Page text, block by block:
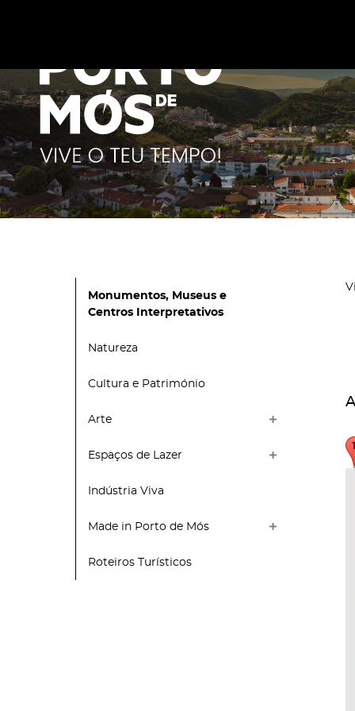
Monumentos, Museus e
Centros Interpretativos
Natureza
Cultura e Património
Arte
Espaços de Lazer
Indústria Viva
Made in Porto de Mós
Roteiros Turísticos